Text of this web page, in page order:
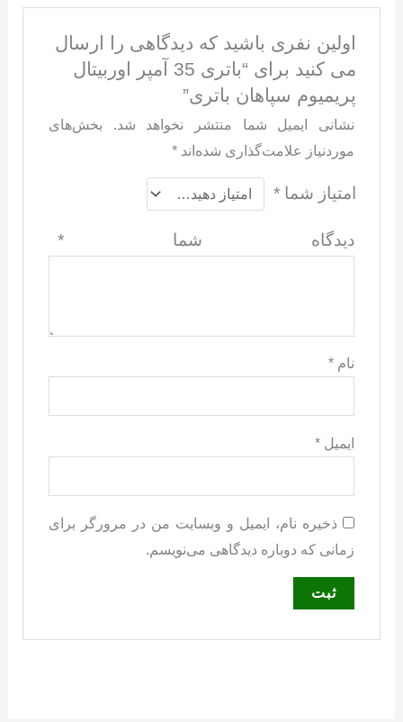
اولین نفری باشید که دیدگاهی را ارسال
می کنید برای “باتری 35 آمپر اوربیتال
پریمیوم سپاهان باتری”
نشانی ایمیل شما منتشر نخواهد شد.
بخش‌های
موردنیاز علامت‌گذاری شده‌اند*
امتیاز شما*
دیدگاه شما*
نام*
ایمیل*
ذخیره نام، ایمیل و وبسایت من در مرورگر برای
زمانی که دوباره دیدگاهی می‌نویسم.